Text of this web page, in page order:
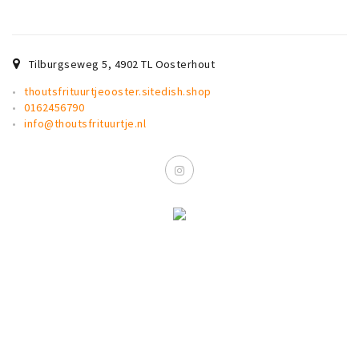
Tilburgseweg 5, 4902 TL Oosterhout
thoutsfrituurtjeooster.sitedish.shop
0162456790
info@thoutsfrituurtje.nl